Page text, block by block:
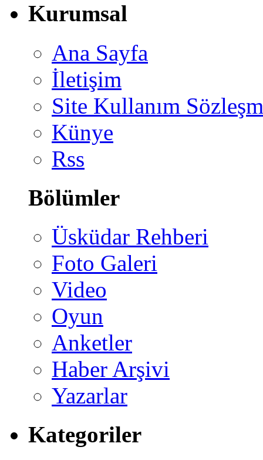
Kurumsal
Ana Sayfa
İletişim
Site Kullanım
Künye
Rss
Bölümler
Üsküdar Rehberi
Foto Galeri
Video
Oyun
Anketler
Haber Arşivi
Yazarlar
Kategoriler